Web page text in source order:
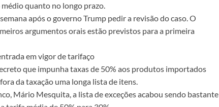
quanto no longo prazo.
após o governo Trump pedir a revisão do caso. O
argumentos orais estão previstos para a primeira
em vigor de tarifaço
que impunha taxas de 50% aos produtos importados
da taxação uma longa lista de itens.
Mário Mesquita, a lista de exceções acabou sendo bastante